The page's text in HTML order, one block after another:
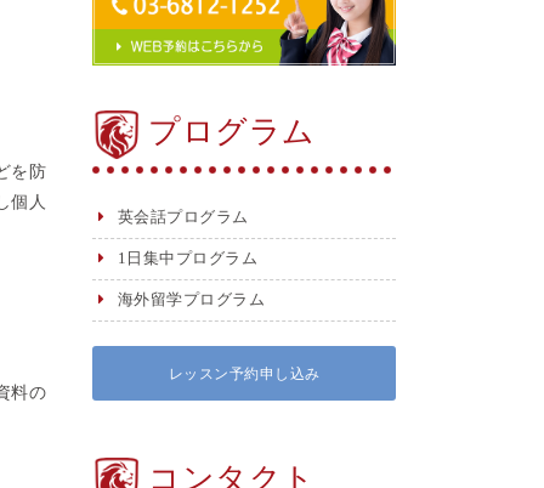
を防
個人
料の
プログラム
英会話プログラム
1日集中プログラム
海外留学プログラム
レッスン予約申し込み
コンタクト